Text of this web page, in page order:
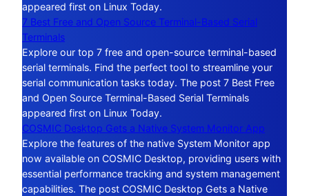
appeared first on Linux Today.
7 Best Free and Open Source Terminal-Based Serial
Terminals
Explore our top 7 free and open-source terminal-based
serial terminals. Find the perfect tool to streamline your
serial communication tasks today. The post 7 Best Free
and Open Source Terminal-Based Serial Terminals
appeared first on Linux Today.
COSMIC Desktop Gets a Native System Monitor App
Explore the features of the native System Monitor app
now available on COSMIC Desktop, providing users with
essential performance tracking and system management
capabilities. The post COSMIC Desktop Gets a Native